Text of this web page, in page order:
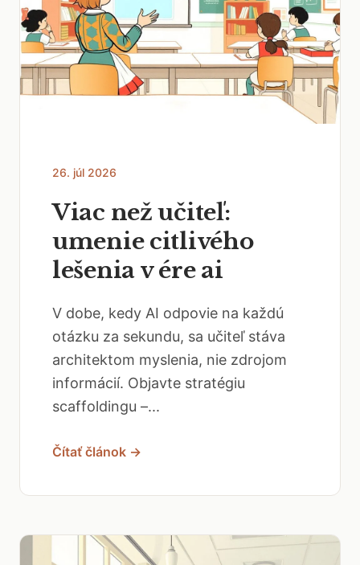
26. júl 2026
Viac než učiteľ:
umenie citlivého
lešenia v ére ai
V dobe, kedy AI odpovie na každú
otázku za sekundu, sa učiteľ stáva
architektom myslenia, nie zdrojom
informácií. Objavte stratégiu
scaffoldingu –...
Čítať článok →